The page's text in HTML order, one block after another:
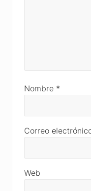
Nombre *
Correo
Web